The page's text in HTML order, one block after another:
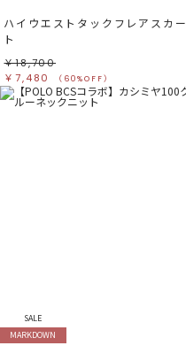
ハイウエストタックフレアスカー
ト
￥18,700
￥7,480
（60%OFF）
SALE
MARKDOWN